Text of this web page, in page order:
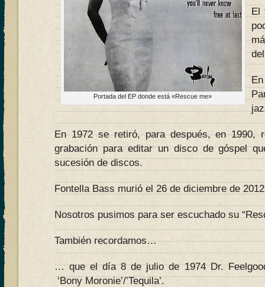
Portada del EP donde está «Rescue me»
El
En 1972 se retiró, para después, en 1990,
grabación para editar un disco de góspel
sucesión de discos.
Fontella Bass murió el 26 de diciembre de
Nosotros pusimos para ser escuchado su
También recordamos…
… que el día 8 de julio de 1974 Dr.
‘Bony Moronie’/’Tequila’.